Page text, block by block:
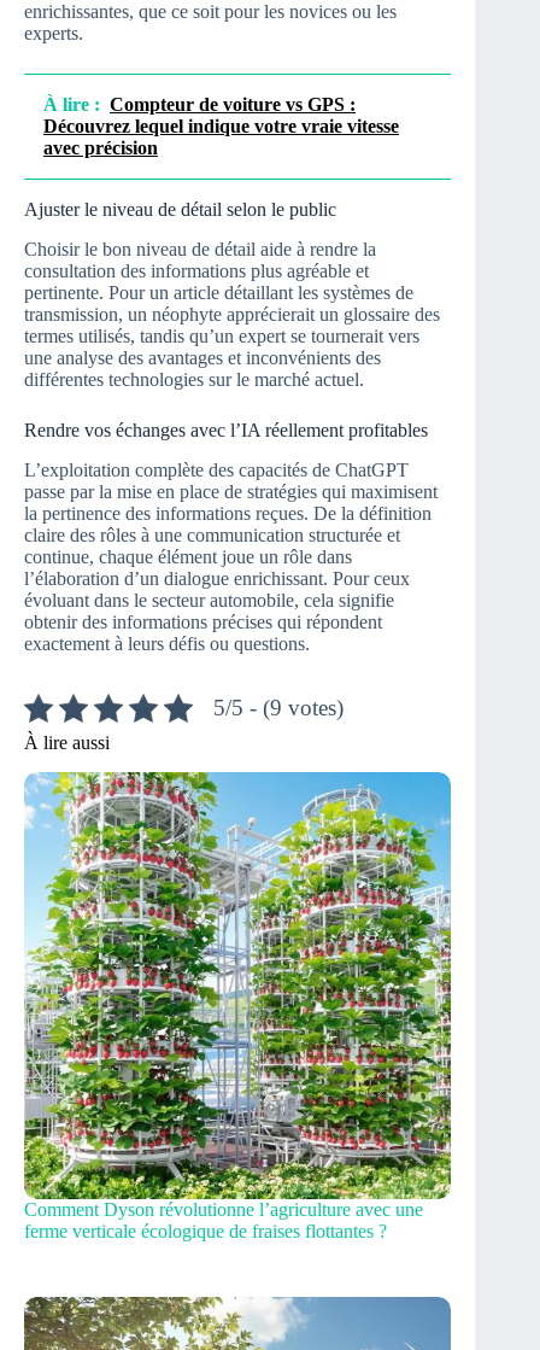
enrichissantes, que ce soit pour les novices ou les
experts.
À lire : Compteur de voiture vs GPS :
Découvrez lequel indique votre vraie vitesse
avec précision
Ajuster le niveau de détail selon le public
Choisir le bon niveau de détail aide à rendre la
consultation des informations plus agréable et
pertinente. Pour un article détaillant les systèmes de
transmission, un néophyte apprécierait un glossaire des
termes utilisés, tandis qu’un expert se tournerait vers
une analyse des avantages et inconvénients des
différentes technologies sur le marché actuel.
Rendre vos échanges avec l’IA réellement profitables
L’exploitation complète des capacités de ChatGPT
passe par la mise en place de stratégies qui maximisent
la pertinence des informations reçues. De la définition
claire des rôles à une communication structurée et
continue, chaque élément joue un rôle dans
l’élaboration d’un dialogue enrichissant. Pour ceux
évoluant dans le secteur automobile, cela signifie
obtenir des informations précises qui répondent
exactement à leurs défis ou questions.
5/5 - (9 votes)
À lire aussi
Comment Dyson révolutionne l’agriculture avec une
ferme verticale écologique de fraises flottantes ?